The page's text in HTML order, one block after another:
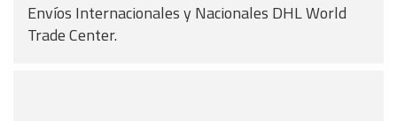
Envíos Internacionales y Nacionales DHL World
Trade Center.